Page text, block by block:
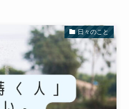
日々のこと